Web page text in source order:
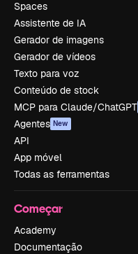
Spaces
Assistente de IA
Gerador de imagens
Gerador de vídeos
Texto para voz
Conteúdo de stock
MCP para Claude/ChatGPT
Agentes New
API
App móvel
Todas as ferramentas
Começar
Academy
Documentação